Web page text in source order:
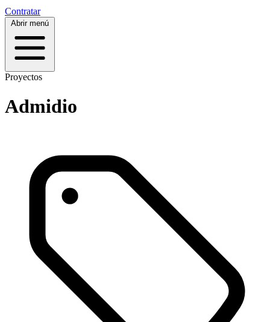
Contratar
Abrir menú
Proyectos
Admidio